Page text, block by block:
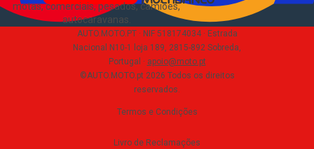
motas, comerciais, pesados, camiões,
autocaravanas
AUTO.MOTO.PT · NIF 518174034 · Estrada
Nacional N10-1 loja 189, 2815-892 Sobreda,
Portugal · apoio@moto.pt
©AUTO.MOTO.pt 2026 Todos os direitos
reservados.
Termos e Condições
Livro de Reclamações